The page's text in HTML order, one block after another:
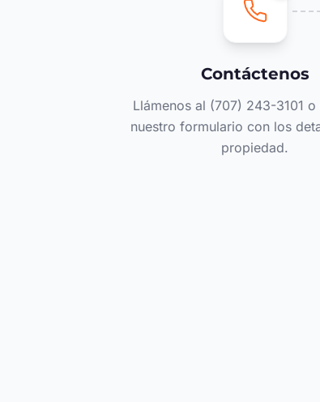
Contáctenos
Llámenos al (707) 243-3101
nuestro formulario con los
propiedad.